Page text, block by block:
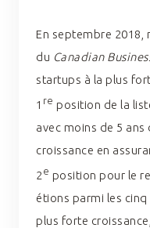
En septembre 2018,
du Canadian
startups à la plus
1 re position de la
avec moins de 5
croissance en
2 e position pour le
étions parmi les
plus forte